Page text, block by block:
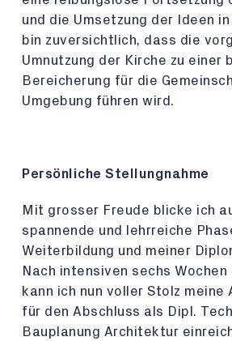
und die Umsetzung der Ideen
bin zuversichtlich, dass die
Umnutzung der Kirche zu einer
Bereicherung für die
Umgebung führen wird.
Persönliche Stellungnahme
Mit grosser Freude blicke ich
spannende und lehrreiche
Weiterbildung und meiner
Nach intensiven sechs
kann ich nun voller Stolz meine
für den Abschluss als Dipl.
Bauplanung Architektur